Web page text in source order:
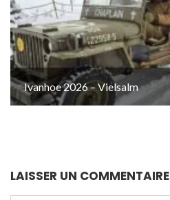
Ivanhoe 2026 – Vielsalm
LAISSER UN COMMENTAIRE